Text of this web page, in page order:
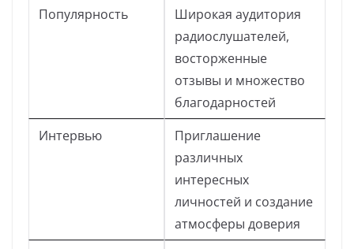
Популярность
Широкая аудитория
радиослушателей,
восторженные
отзывы и множество
благодарностей
Интервью
Приглашение
различных
интересных
личностей и создание
атмосферы доверия